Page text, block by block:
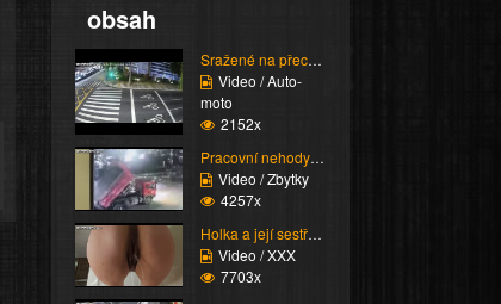
obsah
Sražené na přechodu
Video / Auto-
moto
2152x
Pracovní nehody (Kompi...
Video / Zbytky
4257x
Holka a její sestřih c...
Video / XXX
7703x